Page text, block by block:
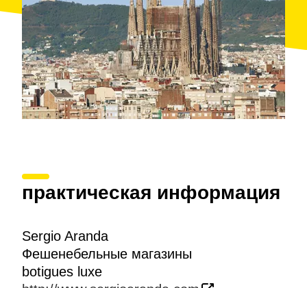
практическая информация
Sergio Aranda
Фешенебельные магазины
botigues luxe